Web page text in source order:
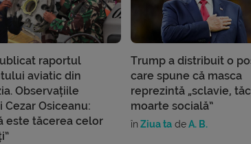
raportul
aviatic din
Observațiile
Osiceanu:
este tăcerea celor
Trump a distribuit o
care spune că masca
reprezintă „sclavie,
moarte socială”
în Ziua ta deA. B.